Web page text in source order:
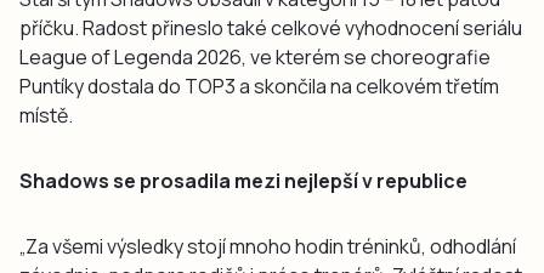
příčku. Radost přineslo také celkové vyhodnocení seriálu
League of Legenda 2026, ve kterém se choreografie
Puntíky dostala do TOP3 a skončila na celkovém třetím
místě.
Shadows se prosadila mezi nejlepší v republice
„Za všemi výsledky stojí mnoho hodin tréninků, odhodlání